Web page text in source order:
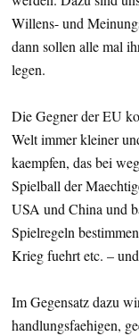
Willens- und
dann sollen alle mal
legen.
Die Gegner der EU
Welt immer kleiner
kaempfen, das bei
Spielball der
USA und China und
Spielregeln
Krieg fuehrt etc. –
Im Gegensatz dazu
handlungsfaehigen,